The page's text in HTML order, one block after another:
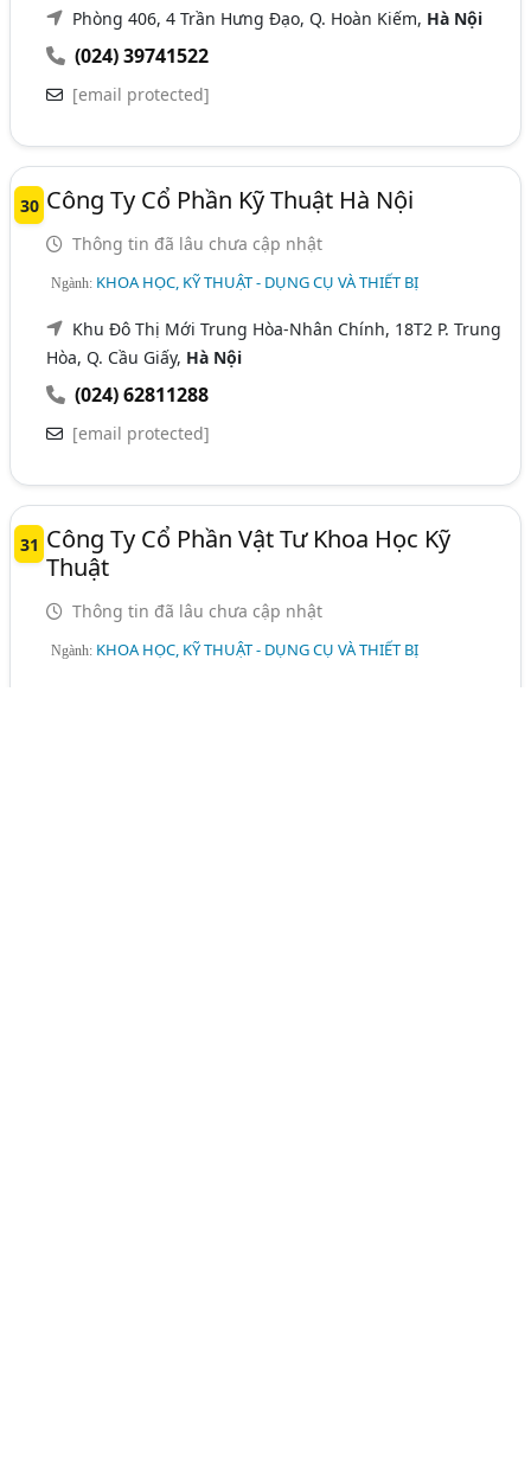
Phòng 406, 4 Trần Hưng Đạo, Q. Hoàn Kiếm, Hà Nội
(024) 39741522
[email protected]
30 Công Ty Cổ Phần Kỹ Thuật Hà Nội
Thông tin đã lâu chưa cập nhật
Ngành: KHOA HỌC, KỸ THUẬT - DỤNG CỤ VÀ THIẾT BỊ
Khu Đô Thị Mới Trung Hòa-Nhân Chính, 18T2 P. Trung
Hòa, Q. Cầu Giấy, Hà Nội
(024) 62811288
[email protected]
31 Công Ty Cổ Phần Vật Tư Khoa Học Kỹ
Thuật
Thông tin đã lâu chưa cập nhật
Ngành: KHOA HỌC, KỸ THUẬT - DỤNG CỤ VÀ THIẾT BỊ